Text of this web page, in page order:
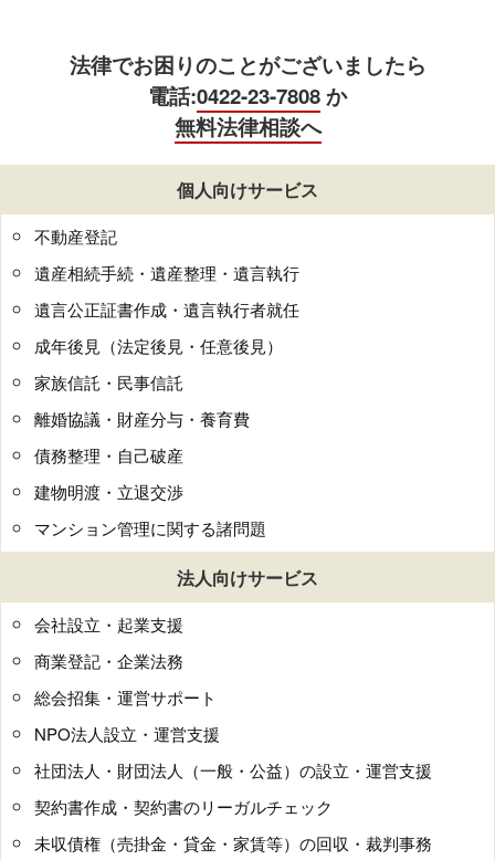
法律でお困りのことがございましたら
電話:0422-23-7808か
無料法律相談へ
個人向けサービス
不動産登記
遺産相続手続・遺産整理・遺言執行
遺言公正証書作成・遺言執行者就任
成年後見（法定後見・任意後見）
家族信託・民事信託
離婚協議・財産分与・養育費
債務整理・自己破産
建物明渡・立退交渉
マンション管理に関する諸問題
法人向けサービス
会社設立・起業支援
商業登記・企業法務
総会招集・運営サポート
NPO法人設立・運営支援
社団法人・財団法人（一般・公益）の設立・運営支援
契約書作成・契約書のリーガルチェック
未収債権（売掛金・貸金・家賃等）の回収・裁判事務